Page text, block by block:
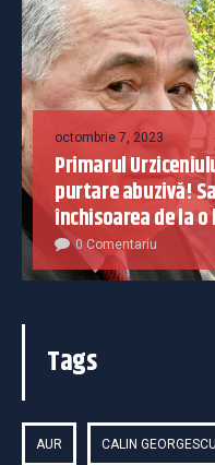
octombrie 7, 2023
Primarul
purtare abuzivă!
închisoarea de la
0 Comentariu
Tags
AUR CALIN GEORGESCU